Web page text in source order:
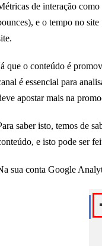
de interação
e o tempo no
que o conteúdo é
é essencial para
apostar mais na
saber isto, temos de
e isto pode ser
sua conta Google